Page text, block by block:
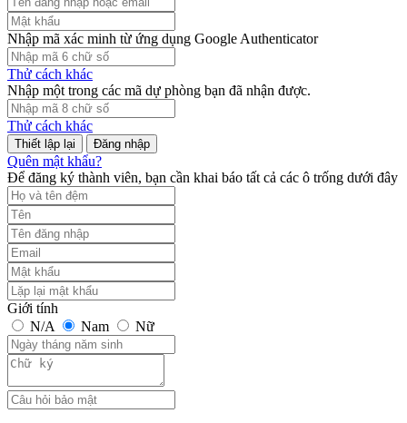
Nhập mã xác minh từ ứng dụng Google Authenticator
Thử cách khác
Nhập một trong các mã dự phòng bạn đã nhận được.
Thử cách khác
Đăng nhập
Quên mật khẩu?
Để đăng ký thành viên, bạn cần khai báo tất cả các ô trống dưới đây
Giới tính
N/A
Nam Nữ